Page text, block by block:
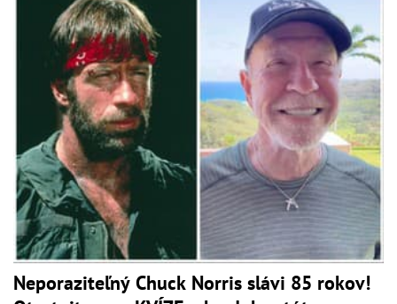
Neporaziteľný Chuck Norris slávi 85 rokov!